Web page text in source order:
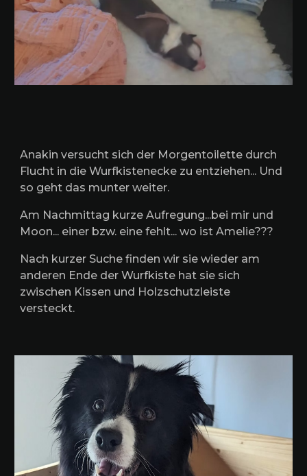
Anakin versucht sich der Morgentoilette durch
Flucht in die Wurfkistenecke zu entziehen... Und
so geht das munter weiter.
Am Nachmittag kurze Aufregung...bei mir und
Moon... einer bzw. eine fehlt... wo ist Amelie???
Nach kurzer Suche finden wir sie wieder am
anderen Ende der Wurfkiste hat sie sich
zwischen Kissen und Holzschutzleiste
versteckt.